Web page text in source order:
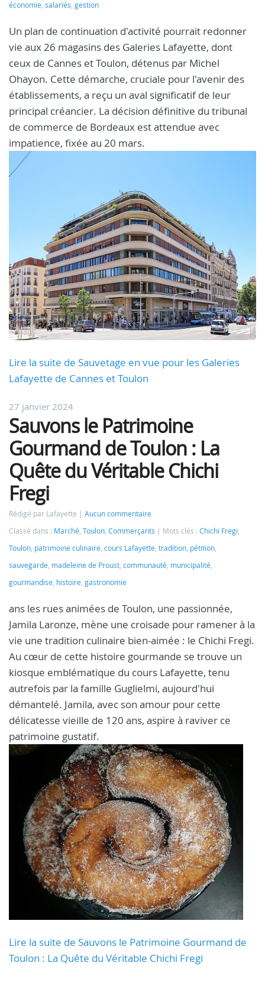
économie, salariés, gestion
Un plan de continuation d'activité pourrait redonner
vie aux 26 magasins des Galeries Lafayette, dont
ceux de Cannes et Toulon, détenus par Michel
Ohayon. Cette démarche, cruciale pour l'avenir des
établissements, a reçu un aval significatif de leur
principal créancier. La décision définitive du tribunal
de commerce de Bordeaux est attendue avec
impatience, fixée au 20 mars.
Lire la suite de Sauvetage en vue pour les Galeries
Lafayette de Cannes et Toulon
27 janvier 2024
Sauvons le Patrimoine
Gourmand de Toulon : La
Quête du Véritable Chichi
Fregi
Rédigé par Lafayette
Aucun commentaire
Classé dans : Marché, Toulon, Commerçants Mots clés : Chichi Fregi,
Toulon, patrimoine culinaire, cours Lafayette, tradition, pétition,
sauvegarde, madeleine de Proust, communauté, municipalité,
gourmandise, histoire, gastronomie
ans les rues animées de Toulon, une passionnée,
Jamila Laronze, mène une croisade pour ramener à la
vie une tradition culinaire bien-aimée : le Chichi Fregi.
Au cœur de cette histoire gourmande se trouve un
kiosque emblématique du cours Lafayette, tenu
autrefois par la famille Guglielmi, aujourd'hui
démantelé. Jamila, avec son amour pour cette
délicatesse vieille de 120 ans, aspire à raviver ce
patrimoine gustatif.
Lire la suite de Sauvons le Patrimoine Gourmand de
Toulon : La Quête du Véritable Chichi Fregi